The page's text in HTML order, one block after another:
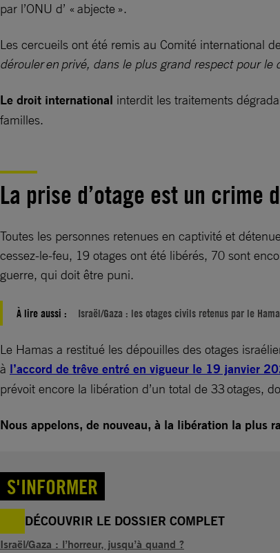
par l’ONU d’ « abjecte ».
Les cercueils ont été remis au Comité international
dérouler en privé, dans le plus grand respect pour
Le droit international interdit les traitements
familles.
La prise d’otage est un crime
Toutes les personnes retenues en captivité et
cessez-le-feu, 19 otages ont été libérés, 70 sont
guerre, qui doit être puni.
À lire aussi : Israël/Gaza : les otages civils retenus par le
Le Hamas a restitué les dépouilles des otages
à l’accord de trêve entré en vigueur le 19 janvier
prévoit encore la libération d’un total de 33 otages,
Nous appelons, de nouveau, à la libération la plus
S'INFORMER
DÉCOUVRIR LE DOSSIER COMPLET
Israël/Gaza : l’horreur, jusqu’à quand ?